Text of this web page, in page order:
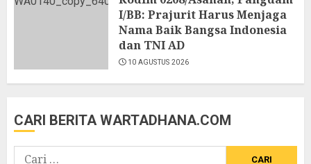
I/BB: Prajurit Harus Menjaga
Nama Baik Bangsa Indonesia
dan TNI AD
10 AGUSTUS 2026
CARI BERITA WARTADHANA.COM
Cari